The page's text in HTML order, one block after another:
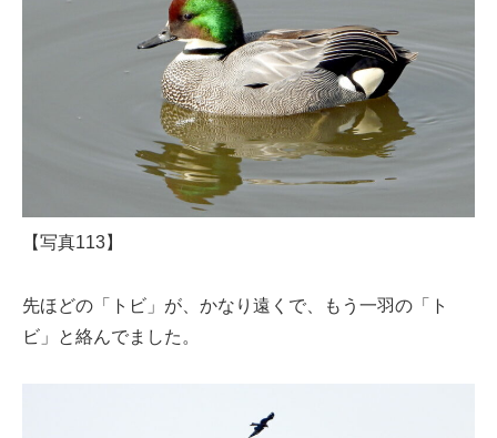
【写真113】
先ほどの「トビ」が、かなり遠くで、もう一羽の「ト
ビ」と絡んでました。